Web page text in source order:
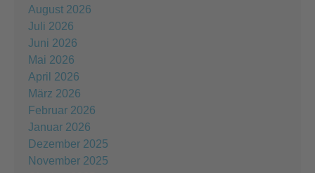
August 2026
Juli 2026
Juni 2026
Mai 2026
April 2026
März 2026
Februar 2026
Januar 2026
Dezember 2025
November 2025